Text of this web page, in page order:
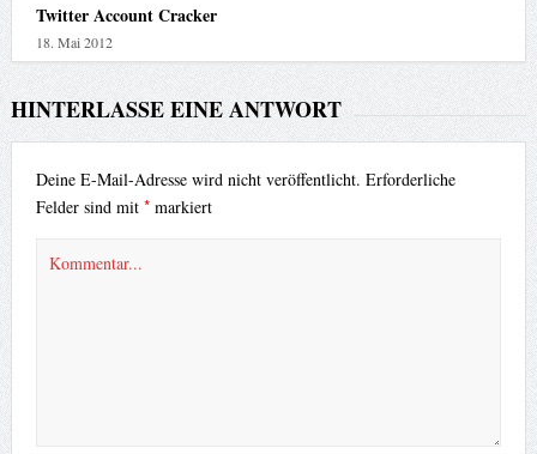
Twitter Account Cracker
18. Mai 2012
HINTERLASSE EINE ANTWORT
Deine E-Mail-Adresse wird nicht veröffentlicht. Erforderliche
Felder sind mit *markiert